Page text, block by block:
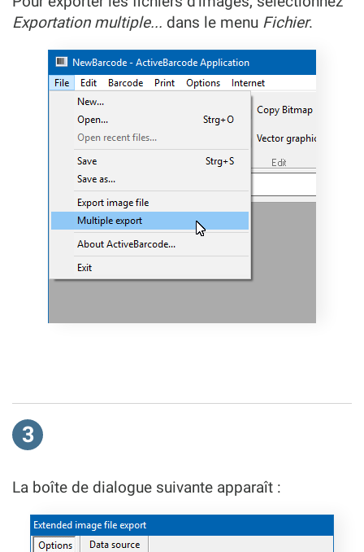
Exportation multiple... dans le menu Fichier.
3
La boîte de dialogue suivante apparaît :